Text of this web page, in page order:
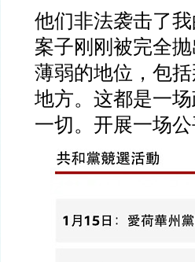
他们非法袭击了
案子刚刚被完全
薄弱的地位，包
地方。这都是一
一切。开展一场